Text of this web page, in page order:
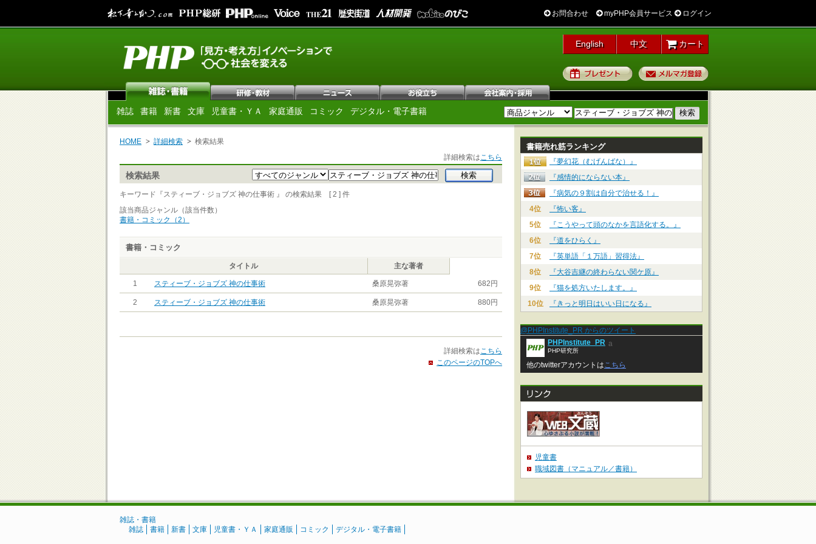
お問合わせ myPHP会員サービス ログイン
English 中文 カート
プレゼント
雑誌 書籍 新書 文庫 児童書・ＹＡ 家庭通販 コミック デジタル・電子書籍
HOME 詳細検索
検索結果
詳細検索はこちら
検索結果
キーワード『スティーブ・ジョブズ 神の仕事術 』 の検索結果 [ 2 ] 件
該当商品ジャンル（該当件数）
書籍・コミック（2）
書籍・コミック
タイトル 主な著者
1 スティーブ・ジョブズ 神の仕事術 桑原晃弥著 682円
2 スティーブ・ジョブズ 神の仕事術 桑原晃弥著 880円
詳細検索はこちら
このページのTOPへ
書籍売れ筋ランキング
『夢幻花（むげんばな）』
『感情的にならない本』
『病気の９割は自分で治せる！』
4位
『怖い客』
5位
『こうやって頭のなかを言語化する。』
6位
『道をひらく』
7位
『英単語「１万語」習得法』
8位
『大谷吉継の終わらない関ケ原』
9位
『猫を処方いたします。』
10位
『きっと明日はいい日になる』
@PHPInstitute_PR からのツイート
PHPInstitute_PR
PHP研究所
a
他のtwitterアカウントはこちら
児童書
職域図書（マニュアル／書籍）
雑誌・書籍
雑誌
書籍 新書 文庫 児童書・ＹＡ 家庭通販 コミック デジタル・電子書籍